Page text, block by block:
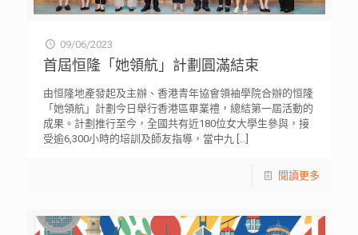
09/06/2023
首屆恒隆「她領航」計劃圓滿結束
由恒隆地產發起及主辦、香港青年協會領袖學院合辦的恒隆
「她領航」計劃今日舉行香港區畢業禮，總結第一屆活動的
成果。計劃推行至今，全國共有近180位女大學生參與，接
受逾6,300小時的培訓及師友指導，當中九[…]
閱讀更多